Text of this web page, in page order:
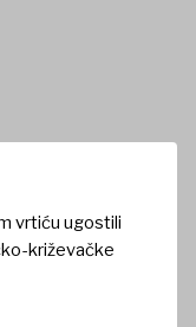
vrtiću ugostili
križevačke